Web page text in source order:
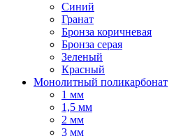
Синий
Гранат
Бронза коричневая
Бронза серая
Зеленый
Красный
Монолитный поликарбонат
1 мм
1,5 мм
2 мм
3 мм